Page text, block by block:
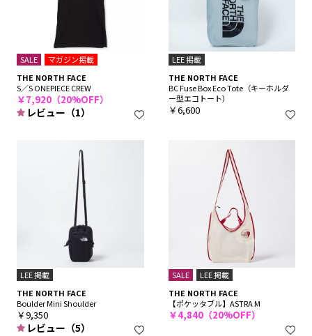
SALE
マガジン掲載
THE NORTH FACE
S／S ONEPIECE CREW
￥7,920（20%OFF）
レビュー（1）
LEE 掲載
THE NORTH FACE
BC Fuse Box Eco Tote（キーホルダ
ー型エコトート）
￥6,600
LEE 掲載
THE NORTH FACE
Boulder Mini Shoulder
￥9,350
レビュー（5）
SALE
LEE 掲載
THE NORTH FACE
【ポケッタブル】ASTRA M
￥4,840（20%OFF）